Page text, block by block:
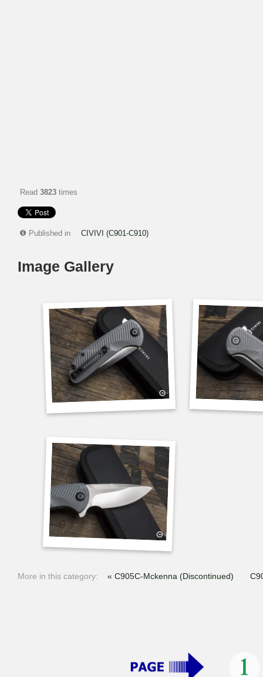
Read 3823 times
Published in CIVIVI (C901-C910)
Image Gallery
More in this category: « C905C-Mckenna (Discontinued)